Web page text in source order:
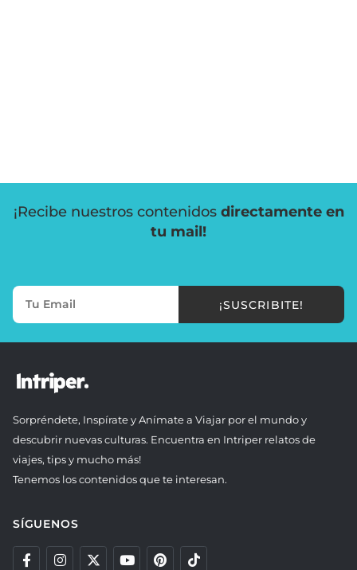
¡Recibe nuestros contenidos directamente en
tu mail!
¡SUSCRIBITE!
Sorpréndete, Inspírate y Anímate a Viajar por el mundo y
descubrir nuevas culturas. Encuentra en Intriper relatos de
viajes, tips y mucho más!
Tenemos los contenidos que te interesan.
SÍGUENOS